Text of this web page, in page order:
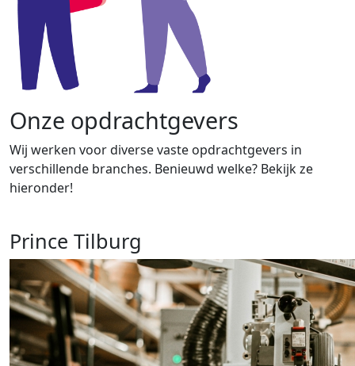
Onze opdrachtgevers
Wij werken voor diverse vaste opdrachtgevers in
verschillende branches. Benieuwd welke? Bekijk ze
hieronder!
Prince Tilburg